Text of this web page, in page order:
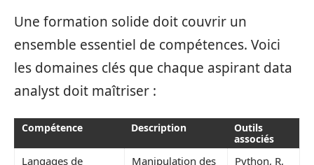
Une formation solide doit couvrir un
ensemble essentiel de compétences. Voici
les domaines clés que chaque aspirant data
analyst doit maîtriser :
Compétence Description
Outils
associés
Langages de Manipulation des Python, R,